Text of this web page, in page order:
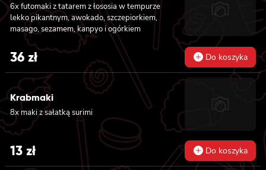
6x futomaki z tatarem z łososia w tempurze
lekko pikantnym, awokado, szczepiorkiem,
masago, sezamem, kanpyo i ogórkiem
36 zł Do koszyka
Krabmaki
8x maki z sałatką surimi
13 zł Do koszyka